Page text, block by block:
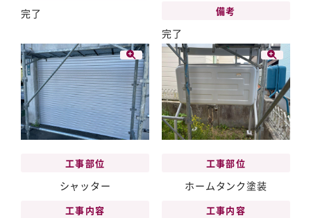
完了 備考
完了
工事部位
シャッター
工事内容
工事部位
ホームタンク塗装
工事内容